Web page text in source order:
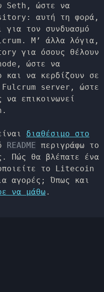
Seth, ώστε να
αυτή τη φορά,
για τον συνδυασμό
Μ’ άλλα λόγια,
για όσους θέλουν
ώστε να
και να κερδίζουν σε
server, ώστε
επικοινωνεί
διαθέσιμο στο
README περιγράφω το
Πώς θα βλέπατε ένα
το Litecoin
αγορές; Όπως και
να μάθω .